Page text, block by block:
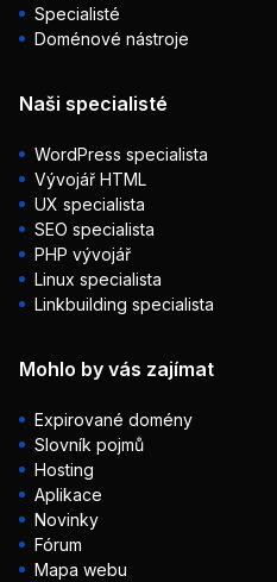
Specialisté
Doménové nástroje
Naši specialisté
WordPress specialista
Vývojář HTML
UX specialista
SEO specialista
PHP vývojář
Linux specialista
Linkbuilding specialista
Mohlo by vás zajímat
Expirované domény
Slovník pojmů
Hosting
Aplikace
Novinky
Fórum
Mapa webu